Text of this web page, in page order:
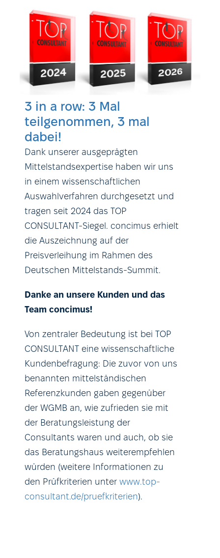
3 in a row: 3 Mal
teilgenommen, 3 mal
dabei!
Dank unserer ausgeprägten
Mittelstandsexpertise haben wir uns
in einem wissenschaftlichen
Auswahlverfahren durchgesetzt und
tragen seit 2024 das TOP
CONSULTANT-Siegel. concimus erhielt
die Auszeichnung auf der
Preisverleihung im Rahmen des
Deutschen Mittelstands-Summit.
Danke an unsere Kunden und das
Team concimus!
Von zentraler Bedeutung ist bei TOP
CONSULTANT eine wissenschaftliche
Kundenbefragung: Die zuvor von uns
benannten mittelständischen
Referenzkunden gaben gegenüber
der WGMB an, wie zufrieden sie mit
der Beratungsleistung der
Consultants waren und auch, ob sie
das Beratungshaus weiterempfehlen
würden (weitere Informationen zu
den Prüfkriterien unter www.top-
consultant.de/pruefkriterien).